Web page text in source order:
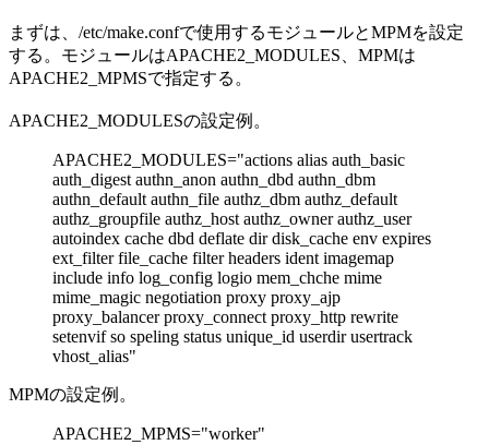
まずは、/etc/make.confで使用するモジュールとMPMを設定
する。モジュールはAPACHE2_MODULES、MPMは
APACHE2_MPMSで指定する。
APACHE2_MODULESの設定例。
APACHE2_MODULES="actions alias auth_basic
auth_digest authn_anon authn_dbd authn_dbm
authn_default authn_file authz_dbm authz_default
authz_groupfile authz_host authz_owner authz_user
autoindex cache dbd deflate dir disk_cache env expires
ext_filter file_cache filter headers ident imagemap
include info log_config logio mem_chche mime
mime_magic negotiation proxy proxy_ajp
proxy_balancer proxy_connect proxy_http rewrite
setenvif so speling status unique_id userdir usertrack
vhost_alias"
MPMの設定例。
APACHE2_MPMS="worker"